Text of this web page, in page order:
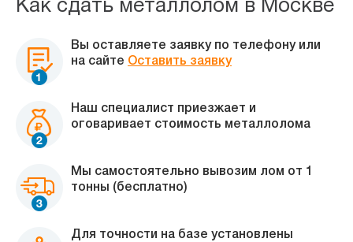
Как сдать металлолом в Москве
Вы оставляете заявку по телефону или
на сайте Оставить заявку
Наш специалист приезжает и
оговаривает стоимость металлолома
Мы самостоятельно вывозим лом от 1
тонны (бесплатно)
Для точности на базе установлены